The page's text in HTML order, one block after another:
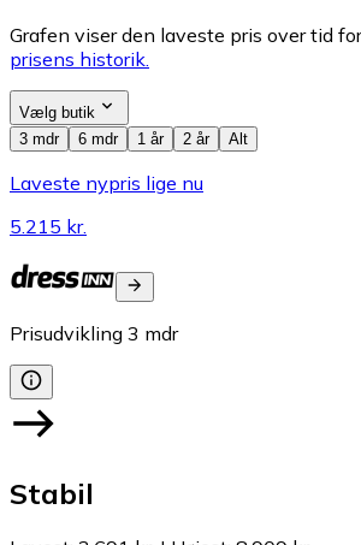
Grafen viser den laveste pris over tid
prisens historik.
Vælg butik
3 mdr
6 mdr 1 år 2 år Alt
Laveste nypris lige nu
5.215 kr.
Prisudvikling 3 mdr
Stabil